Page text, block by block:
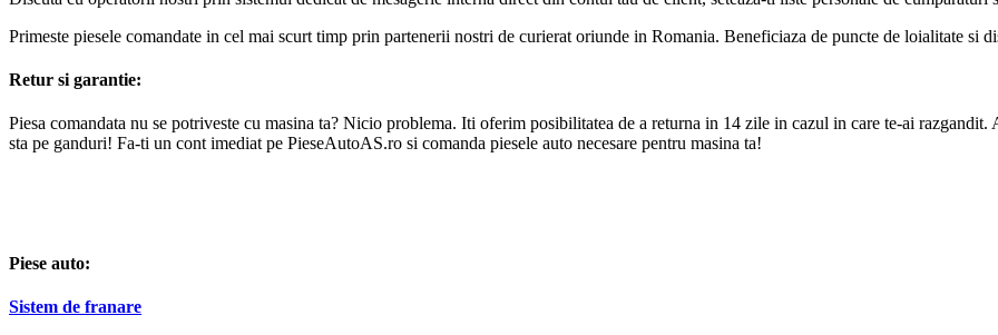
Primeste piesele comandate in cel mai scurt timp prin partenerii nostri de curierat oriunde in Romania. Beneficiaza de puncte de loialitate si
Retur si garantie:
Piesa comandata nu se potriveste cu masina ta? Nicio problema. Iti oferim posibilitatea de a returna in 14 zile in cazul in care te-ai
sta pe ganduri! Fa-ti un cont imediat pe PieseAutoAS.ro si comanda piesele auto necesare pentru masina ta!
Piese auto:
Sistem de franare